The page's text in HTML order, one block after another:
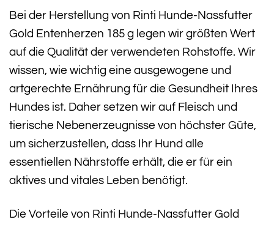
Bei der Herstellung von Rinti Hunde-Nassfutter
Gold Entenherzen 185 g legen wir größten Wert
auf die Qualität der verwendeten Rohstoffe. Wir
wissen, wie wichtig eine ausgewogene und
artgerechte Ernährung für die Gesundheit Ihres
Hundes ist. Daher setzen wir auf Fleisch und
tierische Nebenerzeugnisse von höchster Güte,
um sicherzustellen, dass Ihr Hund alle
essentiellen Nährstoffe erhält, die er für ein
aktives und vitales Leben benötigt.
Die Vorteile von Rinti Hunde-Nassfutter Gold